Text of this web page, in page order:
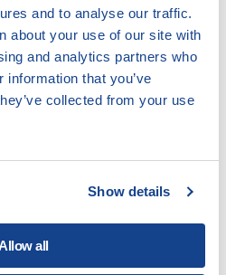
and to analyse our traffic.
about your use of our site with
and analytics partners who
that you’ve
collected from your use
Show details
all
na přijímací
střední školy
jazyka a literatury
požadavků); 2)
z příslušných